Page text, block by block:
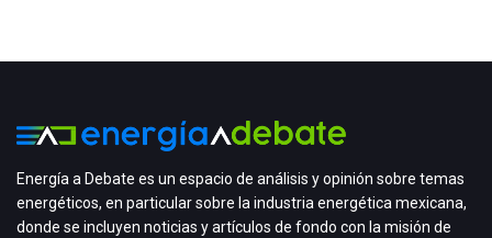
Energía a Debate es un espacio de análisis y opinión sobre temas
energéticos, en particular sobre la industria energética mexicana,
donde se incluyen noticias y artículos de fondo con la misión de